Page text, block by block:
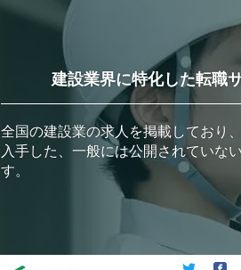
建設業界に特化した転職
全国の建設業の求人を掲載しており
入手した、一般には公開されていな
す。